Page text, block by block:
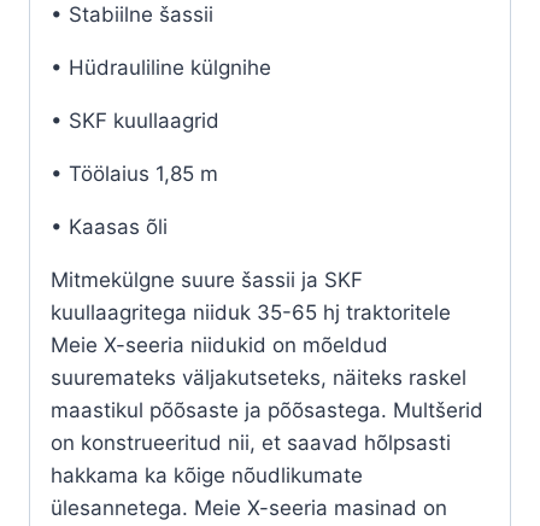
• Stabiilne šassii
• Hüdrauliline külgnihe
• SKF kuullaagrid
• Töölaius 1,85 m
• Kaasas õli
Mitmekülgne suure šassii ja SKF
kuullaagritega niiduk 35-65 hj traktoritele
Meie X-seeria niidukid on mõeldud
suuremateks väljakutseteks, näiteks raskel
maastikul põõsaste ja põõsastega. Multšerid
on konstrueeritud nii, et saavad hõlpsasti
hakkama ka kõige nõudlikumate
ülesannetega. Meie X-seeria masinad on